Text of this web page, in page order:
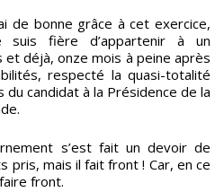
de bonne grâce à cet exercice,
fière d’appartenir à un
et déjà, onze mois à peine après
respecté la quasi-totalité
candidat à la Présidence de la
s’est fait un devoir de
pris, mais il fait front ! Car, en ce
front.